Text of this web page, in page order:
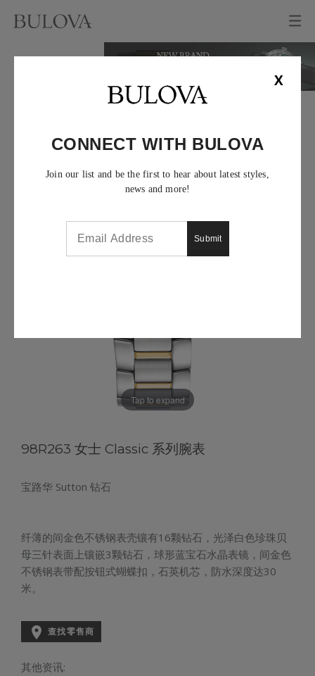
Tap to expand
98R263 女士 Classic 系列腕表
宝路华 Sutton 钻石
纤薄的间金色不锈钢表壳镶有16颗钻石，光泽白色珍珠贝
母三针表面上镶嵌3颗钻石，球形蓝宝石水晶表镜，间金色
不锈钢表带配按钮式蝴蝶扣，石英机芯，防水深度达30
米。
 查找零售商
其他资讯:
X
CONNECT WITH BULOVA
Join our list and be the first to hear about latest styles,
news and more!
Submit